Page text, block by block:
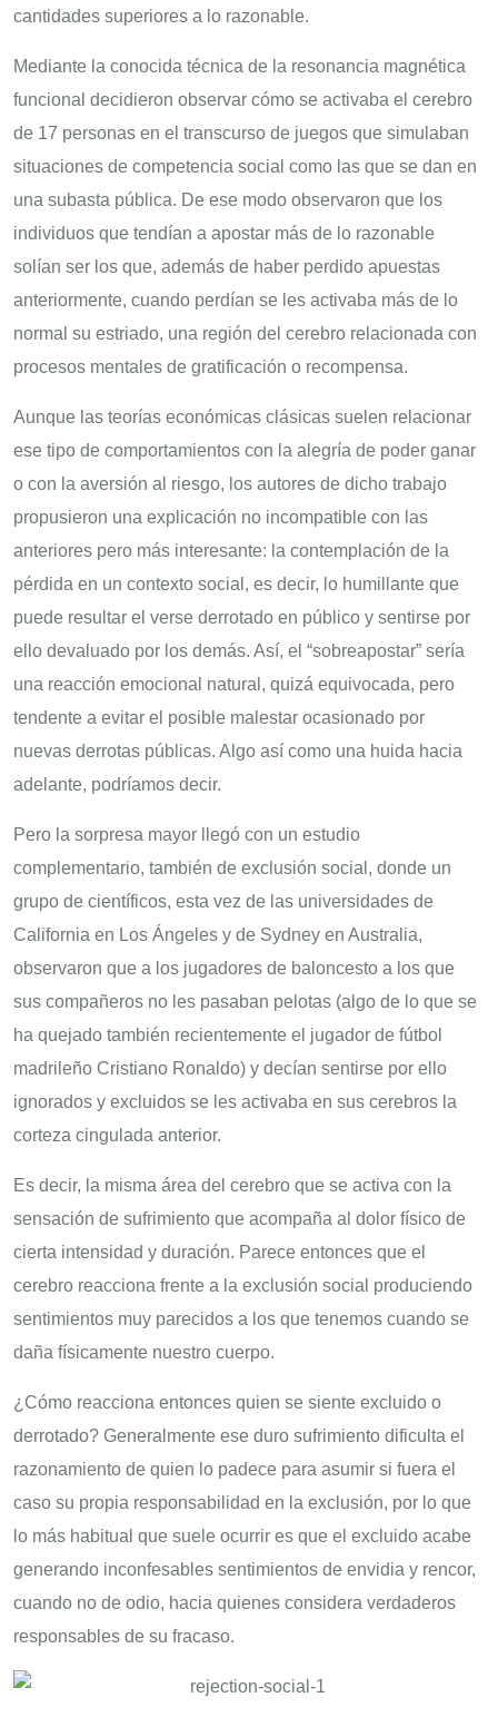
cantidades superiores a lo razonable.
Mediante la conocida técnica de la resonancia magnética
funcional decidieron observar cómo se activaba el cerebro
de 17 personas en el transcurso de juegos que simulaban
situaciones de competencia social como las que se dan en
una subasta pública. De ese modo observaron que los
individuos que tendían a apostar más de lo razonable
solían ser los que, además de haber perdido apuestas
anteriormente, cuando perdían se les activaba más de lo
normal su estriado, una región del cerebro relacionada con
procesos mentales de gratificación o recompensa.
Aunque las teorías económicas clásicas suelen relacionar
ese tipo de comportamientos con la alegría de poder ganar
o con la aversión al riesgo, los autores de dicho trabajo
propusieron una explicación no incompatible con las
anteriores pero más interesante: la contemplación de la
pérdida en un contexto social, es decir, lo humillante que
puede resultar el verse derrotado en público y sentirse por
ello devaluado por los demás. Así, el “sobreapostar” sería
una reacción emocional natural, quizá equivocada, pero
tendente a evitar el posible malestar ocasionado por
nuevas derrotas públicas. Algo así como una huida hacia
adelante, podríamos decir.
Pero la sorpresa mayor llegó con un estudio
complementario, también de exclusión social, donde un
grupo de científicos, esta vez de las universidades de
California en Los Ángeles y de Sydney en Australia,
observaron que a los jugadores de baloncesto a los que
sus compañeros no les pasaban pelotas (algo de lo que se
ha quejado también recientemente el jugador de fútbol
madrileño Cristiano Ronaldo) y decían sentirse por ello
ignorados y excluidos se les activaba en sus cerebros la
corteza cingulada anterior.
Es decir, la misma área del cerebro que se activa con la
sensación de sufrimiento que acompaña al dolor físico de
cierta intensidad y duración. Parece entonces que el
cerebro reacciona frente a la exclusión social produciendo
sentimientos muy parecidos a los que tenemos cuando se
daña físicamente nuestro cuerpo.
¿Cómo reacciona entonces quien se siente excluido o
derrotado? Generalmente ese duro sufrimiento dificulta el
razonamiento de quien lo padece para asumir si fuera el
caso su propia responsabilidad en la exclusión, por lo que
lo más habitual que suele ocurrir es que el excluido acabe
generando inconfesables sentimientos de envidia y rencor,
cuando no de odio, hacia quienes considera verdaderos
responsables de su fracaso.